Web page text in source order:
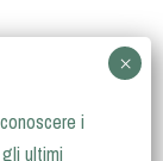
i
ultimi